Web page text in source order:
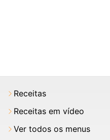
Receitas
Receitas em vídeo
Ver todos os menus